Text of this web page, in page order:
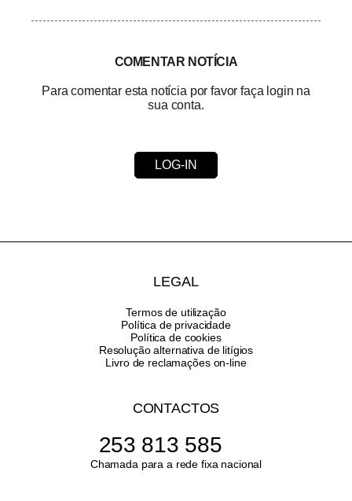
COMENTAR NOTÍCIA
Para comentar esta notícia por favor faça login na
sua conta.
LOG-IN
LEGAL
Termos de utilização
Política de privacidade
Política de cookies
Resolução alternativa de litígios
Livro de reclamações on-line
CONTACTOS
253 813 585
Chamada para a rede fixa nacional